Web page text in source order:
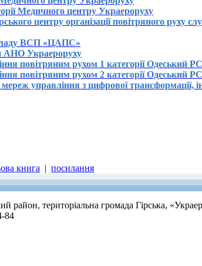
Медичного центру Украероруху
центру організації повітряного руху
ВСП «ЦАПС»
АНО Украероруху
повітряним рухом 1 категорії Одеський
повітряним рухом 2 категорії Одеський
управління з цифрової трансформації,
книга | посилання
район, територіальна громада Гірська,
84